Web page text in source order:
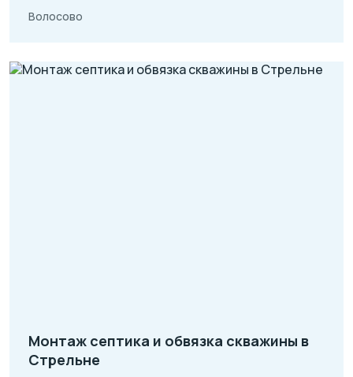
Волосово
Монтаж септика и обвязка скважины в
Стрельне